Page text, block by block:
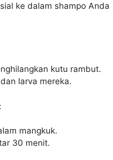
ke dalam shampo Anda
kutu rambut.
larva mereka.
mangkuk.
30 menit.